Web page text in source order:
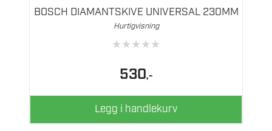
BOSCH DIAMANTSKIVE UNIVERSAL 230MM
Hurtigvisning
★★★★★
530,-
Legg i handlekurv